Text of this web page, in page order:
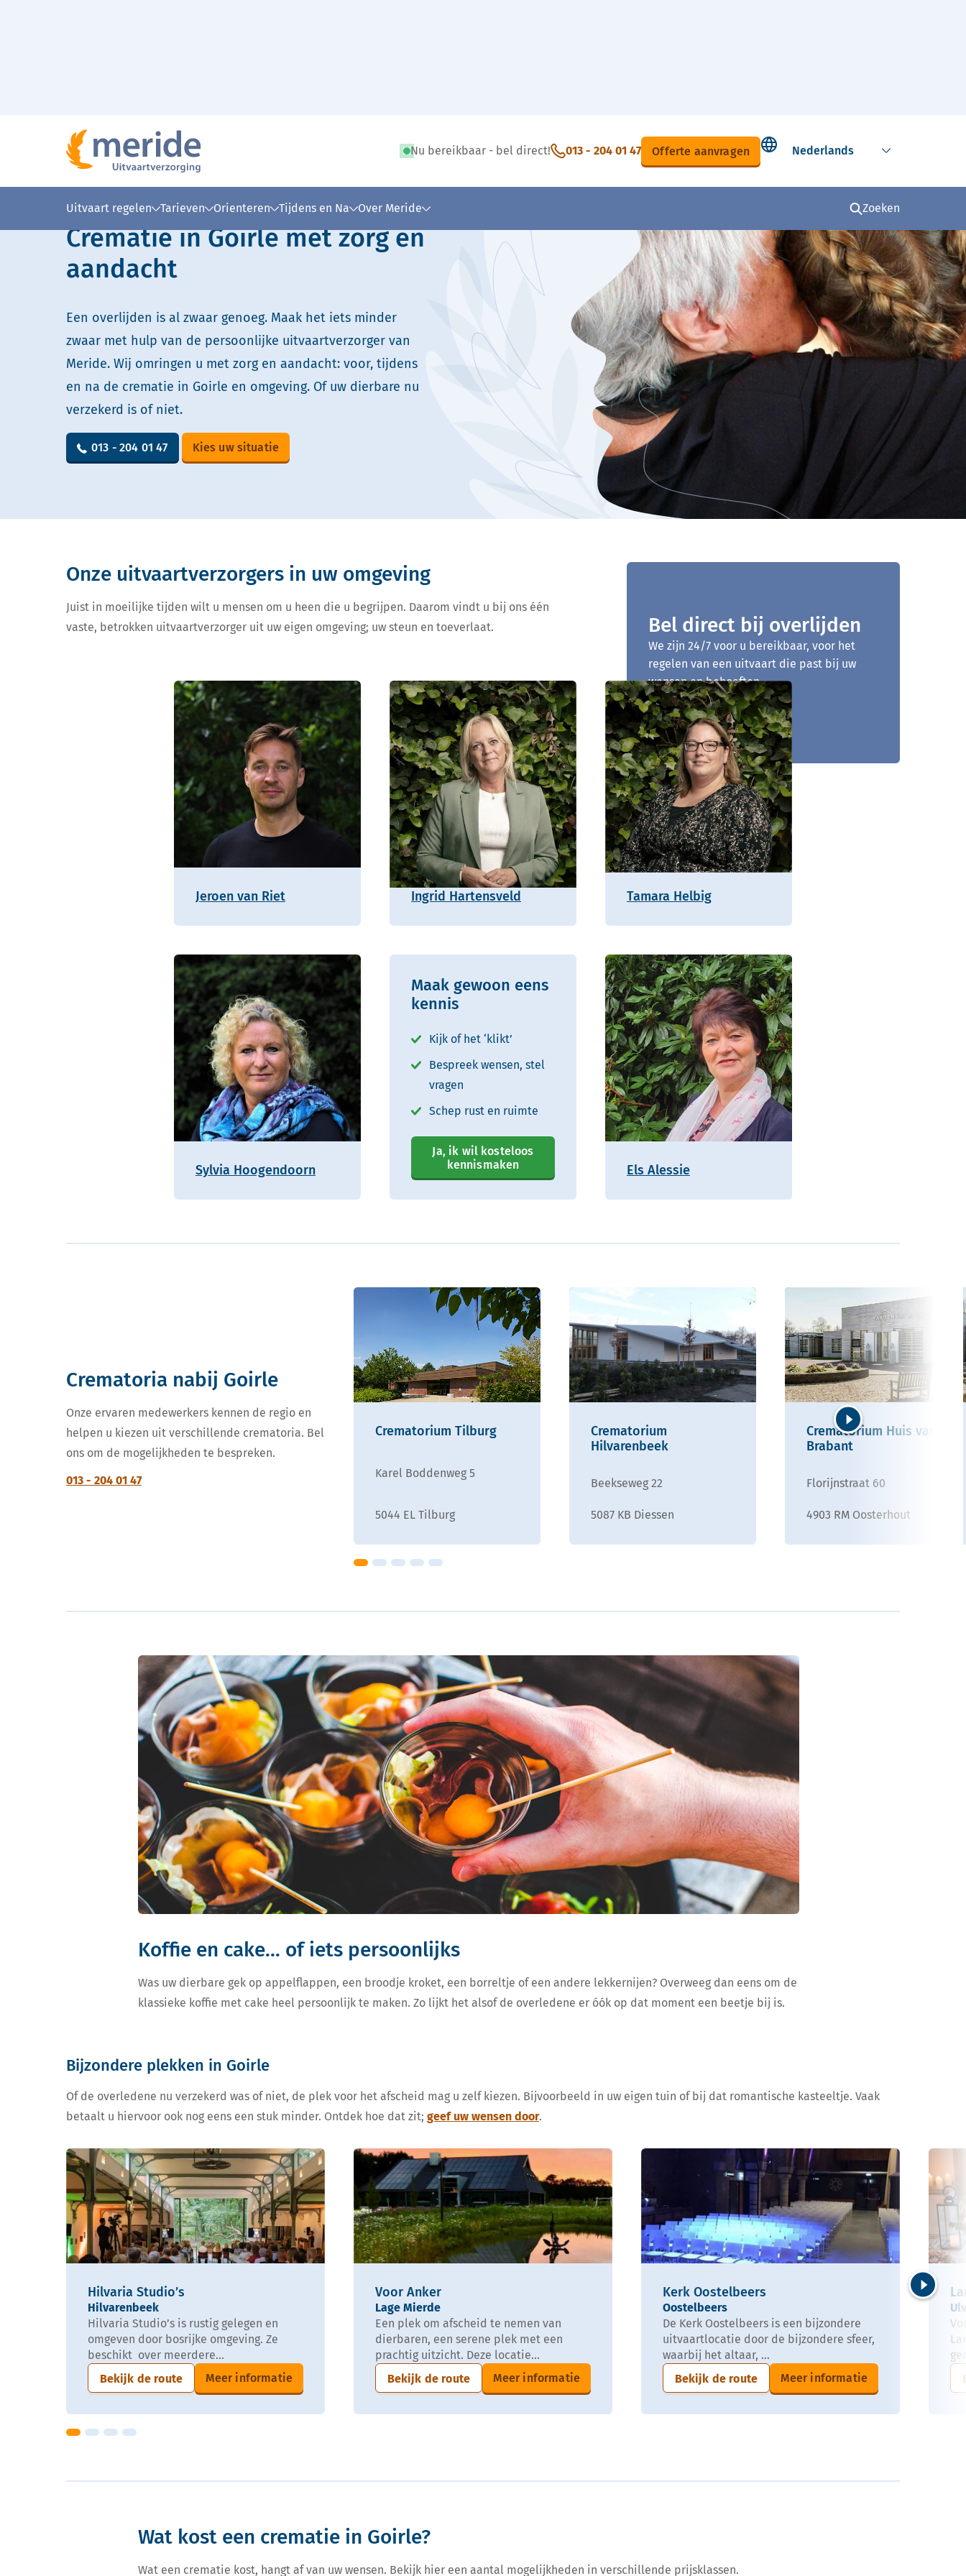
Nu bereikbaar - bel direct! 013 - 204 01 47 Offerte aanvragen
Select language
Uitvaart regelen Tarieven Orienteren Tijdens en Na Over Meride Zoeken
Lees voor Uitleg woorden Simpele tekst
Crematie in Goirle met zorg en
aandacht
Een overlijden is al zwaar genoeg. Maak het iets minder
zwaar met hulp van de persoonlijke uitvaartverzorger van
Meride. Wij omringen u met zorg en aandacht: voor, tijdens
en na de crematie in Goirle en omgeving. Of uw dierbare nu
verzekerd is of niet.
013 - 204 01 47 Kies uw situatie
Bel direct bij overlijden
We zijn 24/7 voor u bereikbaar, voor het
regelen van een uitvaart die past bij uw
wensen en behoeften.
013 - 204 01 47
Onze uitvaartverzorgers in uw omgeving
Juist in moeilijke tijden wilt u mensen om u heen die u begrijpen. Daarom vindt u bij ons één
vaste, betrokken uitvaartverzorger uit uw eigen omgeving; uw steun en toeverlaat.
Jeroen van Riet Ingrid Hartensveld Tamara Helbig
Sylvia Hoogendoorn
Maak gewoon eens
kennis
Kijk of het ‘klikt’
Bespreek wensen, stel
vragen
Schep rust en ruimte
Ja, ik wil kosteloos
kennismaken
Els Alessie
Crematoria nabij Goirle
Onze ervaren medewerkers kennen de regio en
helpen u kiezen uit verschillende crematoria. Bel
ons om de mogelijkheden te bespreken.
013 - 204 01 47
Crematorium Tilburg
Karel Boddenweg 5
5044 EL Tilburg
Crematorium
Hilvarenbeek
Beekseweg 22
5087 KB Diessen
Crematorium Huis van
Brabant
Florijnstraat 60
4903 RM Oosterhout
Volgende
Koffie en cake... of iets persoonlijks
Was uw dierbare gek op appelflappen, een broodje kroket, een borreltje of een andere lekkernijen? Overweeg dan eens om de
klassieke koffie met cake heel persoonlijk te maken. Zo lijkt het alsof de overledene er óók op dat moment een beetje bij is.
Bijzondere plekken in Goirle
Of de overledene nu verzekerd was of niet, de plek voor het afscheid mag u zelf kiezen. Bijvoorbeeld in uw eigen tuin of bij dat romantische kasteeltje. Vaak
betaalt u hiervoor ook nog eens een stuk minder. Ontdek hoe dat zit; geef uw wensen door.
Hilvaria Studio’s
Hilvarenbeek
Hilvaria Studio’s is rustig gelegen en
omgeven door bosrijke omgeving. Ze
beschikt over meerdere...
Bekijk de route
Meer informatie
Voor Anker
Lage Mierde
Een plek om afscheid te nemen van
dierbaren, een serene plek met een
prachtig uitzicht. Deze locatie...
Bekijk de route
Meer informatie
Kerk Oostelbeers
Oostelbeers
De Kerk Oostelbeers is een bijzondere
uitvaartlocatie door de bijzondere sfeer,
waarbij het altaar, ...
Bekijk de route
Meer informatie
Volgende
Wat kost een crematie in Goirle?
Wat een crematie kost, hangt af van uw wensen. Bekijk hier een aantal mogelijkheden in verschillende prijsklassen.